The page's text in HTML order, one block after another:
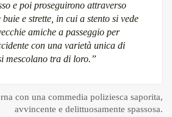
e poi proseguirono attraverso
e strette, in cui a stento si vede
amiche a passeggio per
con una varietà unica di
mescolano tra di loro.”
con una commedia poliziesca saporita,
avvincente e delittuosamente spassosa.